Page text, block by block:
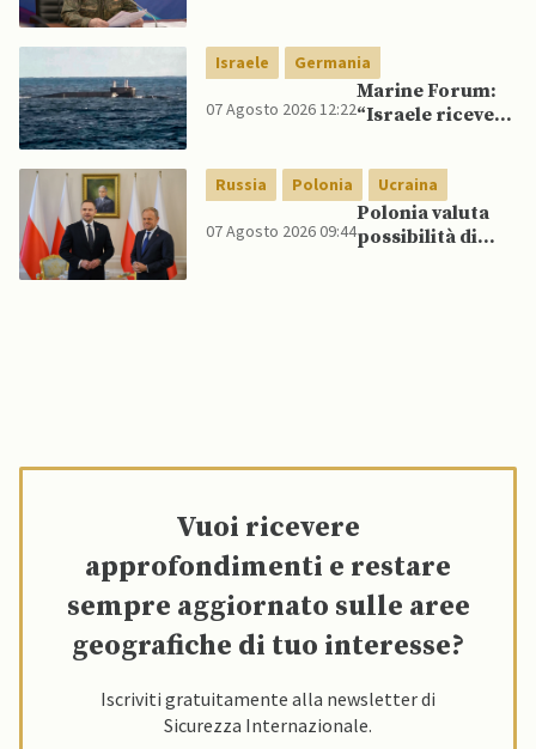
mentre è ancora
impegnato in
Ucraina
Israele Germania
07 Agosto 2026 12:22
Marine Forum:
“Israele riceve
Drakon dopo 14
anni”
Russia Polonia Ucraina
07 Agosto 2026 09:44
Polonia valuta
possibilità di
Vuoi ricevere
approfondimenti e restare
sempre aggiornato sulle aree
geografiche di tuo interesse?
Iscriviti gratuitamente alla newsletter di
Sicurezza Internazionale.